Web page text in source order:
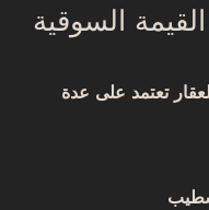
السوقية
تعتمد على عدة